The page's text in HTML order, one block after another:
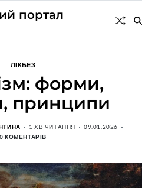
портал
ЛІКБЕЗ
форми,
принципи
1 ХВ ЧИТАННЯ
09.01.2026
0 КОМЕНТАРІВ